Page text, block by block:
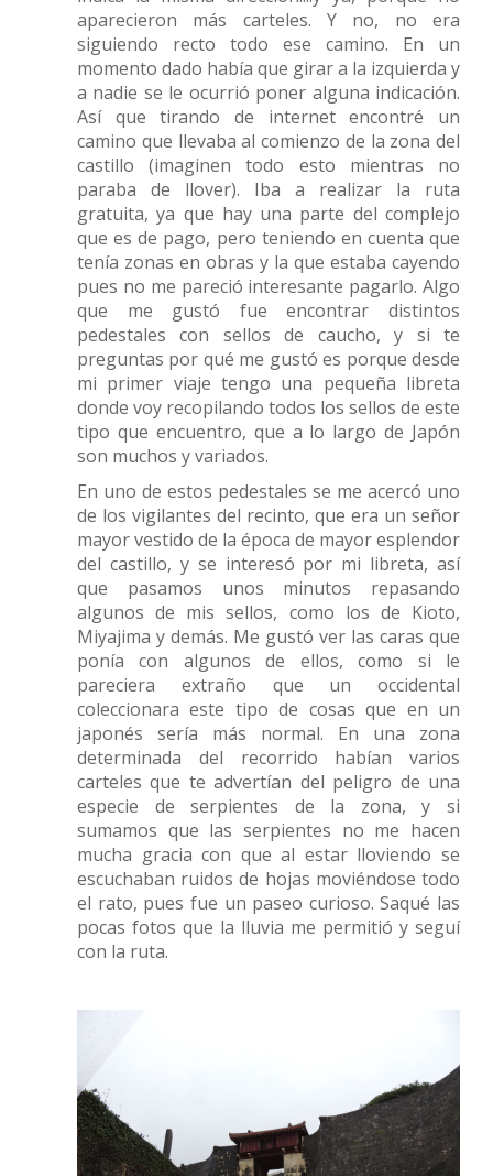
aparecieron más carteles. Y no, no era
siguiendo recto todo ese camino. En un
momento dado había que girar a la izquierda y
a nadie se le ocurrió poner alguna indicación.
Así que tirando de internet encontré un
camino que llevaba al comienzo de la zona del
castillo (imaginen todo esto mientras no
paraba de llover). Iba a realizar la ruta
gratuita, ya que hay una parte del complejo
que es de pago, pero teniendo en cuenta que
tenía zonas en obras y la que estaba cayendo
pues no me pareció interesante pagarlo. Algo
que me gustó fue encontrar distintos
pedestales con sellos de caucho, y si te
preguntas por qué me gustó es porque desde
mi primer viaje tengo una pequeña libreta
donde voy recopilando todos los sellos de este
tipo que encuentro, que a lo largo de Japón
son muchos y variados.
En uno de estos pedestales se me acercó uno
de los vigilantes del recinto, que era un señor
mayor vestido de la época de mayor esplendor
del castillo, y se interesó por mi libreta, así
que pasamos unos minutos repasando
algunos de mis sellos, como los de Kioto,
Miyajima y demás. Me gustó ver las caras que
ponía con algunos de ellos, como si le
pareciera extraño que un occidental
coleccionara este tipo de cosas que en un
japonés sería más normal. En una zona
determinada del recorrido habían varios
carteles que te advertían del peligro de una
especie de serpientes de la zona, y si
sumamos que las serpientes no me hacen
mucha gracia con que al estar lloviendo se
escuchaban ruidos de hojas moviéndose todo
el rato, pues fue un paseo curioso. Saqué las
pocas fotos que la lluvia me permitió y seguí
con la ruta.